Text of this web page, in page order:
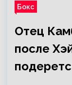
Бокс
Отец
после